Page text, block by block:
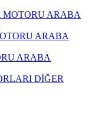
ARABA
ARABA
ARABA
DİĞER